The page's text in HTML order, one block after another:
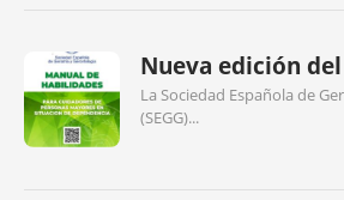
Nueva edición del
La Sociedad Española de
(SEGG)...